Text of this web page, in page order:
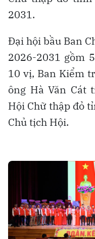
2031.
Đại hội bầu Ban
2026-2031 gồm
10 vị, Ban Kiểm
ông Hà Văn Cát
Hội Chữ thập đỏ
Chủ tịch Hội.